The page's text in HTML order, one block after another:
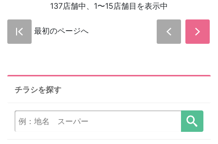
137店舗中、1〜15店舗目を表示中
最初のページへ
チラシを探す